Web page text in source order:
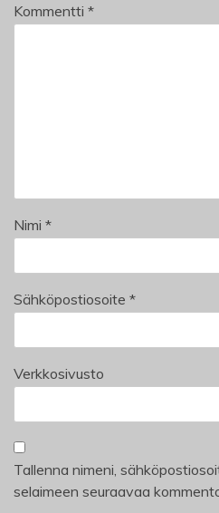
Kommentti *
Nimi *
Sähköpostiosoite *
Verkkosivusto
Tallenna nimeni,
selaimeen seuraavaa